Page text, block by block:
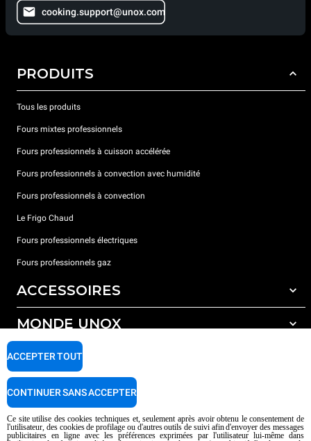
cooking.support@unox.com
PRODUITS
Tous les produits
Fours mixtes professionnels
Fours professionnels à cuisson accélérée
Fours professionnels à convection avec humidité
Fours professionnels à convection
Le Frigo Chaud
Fours professionnels électriques
Fours professionnels gaz
ACCESSOIRES
Tous les accessoires
Détergents pour lavage automatique
Détergents pour lavage manuel
Traitement de l'eau avec filtres à résine
MONDE UNOX
Nos bureaux dans le monde
SUPPORT
Garantie Unox
Trouver les Centres SAV
Ce site utilise des cookies techniques et, seulement après avoir obtenu le consentement de
l'utilisateur, des cookies de profilage ou d'autres outils de suivi afin d'envoyer des messages
publicitaires en ligne avec les préférences exprimées par l'utilisateur lui-même dans
ACCEPTER TOUT
CONTINUER SANS ACCEPTER